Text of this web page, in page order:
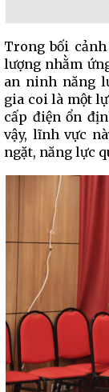
Trong bối
lượng nhằm
an ninh năng
gia coi là một
cấp điện ổn
vậy, lĩnh vực
ngặt, năng lực